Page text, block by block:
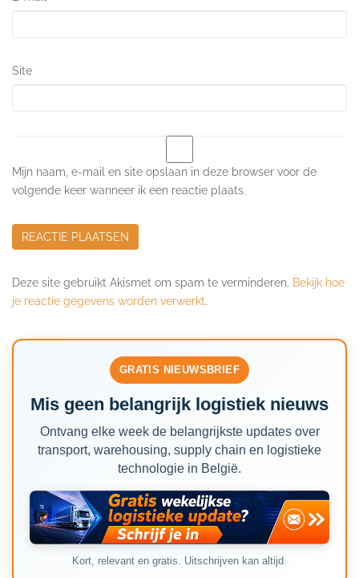
Site
Mijn naam, e-mail en site opslaan in deze browser voor de
volgende keer wanneer ik een reactie plaats.
Deze site gebruikt Akismet om spam te verminderen. Bekijk hoe
je reactie gegevens worden verwerkt.
GRATIS NIEUWSBRIEF
Mis geen belangrijk logistiek nieuws
Ontvang elke week de belangrijkste updates over
transport, warehousing, supply chain en logistieke
technologie in België.
Kort, relevant en gratis. Uitschrijven kan altijd.